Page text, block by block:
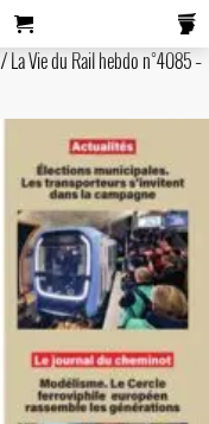
/ La Vie du Rail hebdo n°4085 –